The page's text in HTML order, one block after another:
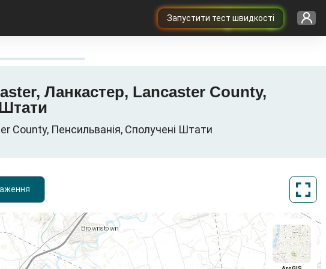
Запустити тест швидкості
Ланкастер, Lancaster County,
County, Пенсильванія, Сполучені Штати